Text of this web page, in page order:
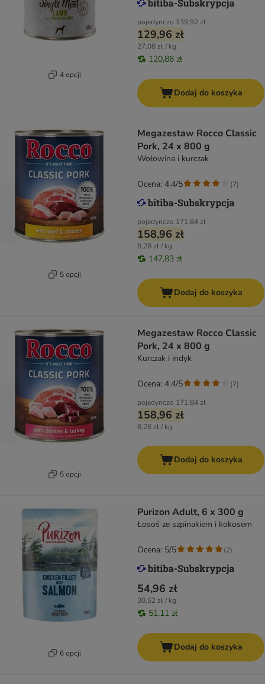
4 opcji
pojedynczo 139,92 zł
129,96 zł
27,08 zł / kg
120,86 zł
Dodaj do koszyka
5 opcji
Megazestaw Rocco Classic
Pork, 24 x 800 g
Wołowina i kurczak
pojedynczo 171,84 zł
158,96 zł
8,28 zł / kg
147,83 zł
Ocena: 4.4/5 (7)
Dodaj do koszyka
5 opcji
Megazestaw Rocco Classic
Pork, 24 x 800 g
Kurczak i indyk
pojedynczo 171,84 zł
158,96 zł
8,28 zł / kg
Ocena: 4.4/5 (7)
Dodaj do koszyka
6 opcji
Purizon Adult, 6 x 300 g
Łosoś ze szpinakiem i kokosem
54,96 zł
30,52 zł / kg
51,11 zł
Ocena: 5/5 (2)
Dodaj do koszyka